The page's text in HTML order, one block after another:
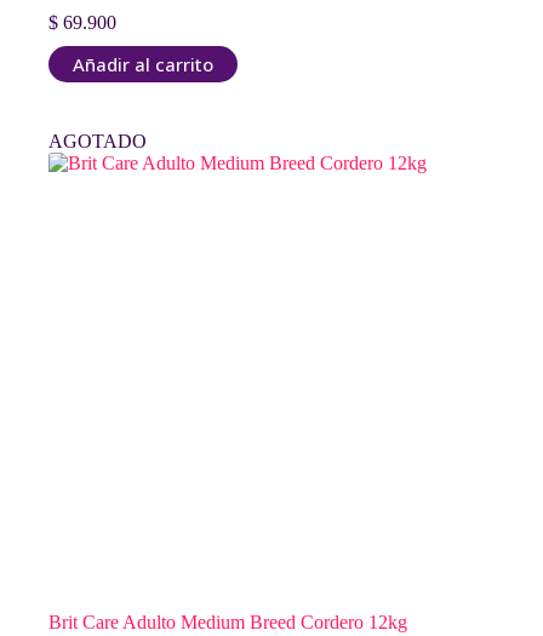
$ 69.900
Añadir al carrito
AGOTADO
Brit Care Adulto Medium Breed Cordero 12kg